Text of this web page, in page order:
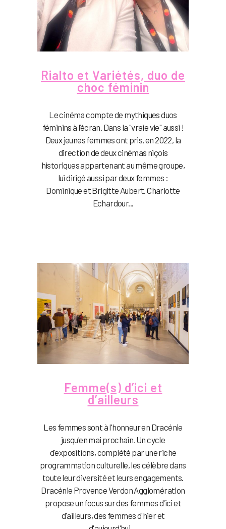
Rialto et Variétés, duo de
choc féminin
Le cinéma compte de mythiques duos
féminins à l’écran. Dans la "vraie vie" aussi !
Deux jeunes femmes ont pris, en 2022, la
direction de deux cinémas niçois
historiques appartenant au même groupe,
lui dirigé aussi par deux femmes :
Dominique et Brigitte Aubert. Charlotte
Echardour...
Femme(s) d’ici et
d’ailleurs
Les femmes sont à l'honneur en Dracénie
jusqu'en mai prochain. Un cycle
d'expositions, complété par une riche
programmation culturelle, les célèbre dans
toute leur diversité et leurs engagements.
Dracénie Provence Verdon Agglomération
propose un focus sur des femmes d'ici et
d'ailleurs, des femmes d'hier et